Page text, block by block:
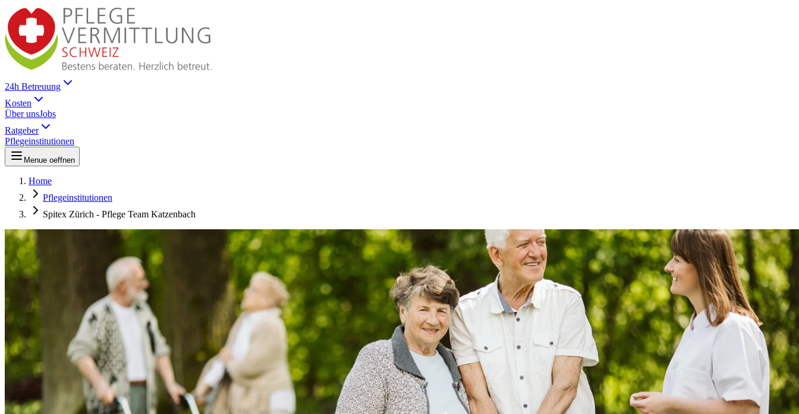
24h Betreuung
Kosten
Über unsJobs
Ratgeber
Pflegeinstitutionen
Menue oeffnen
Home
Pflegeinstitutionen
Spitex Zürich - Pflege Team Katzenbach